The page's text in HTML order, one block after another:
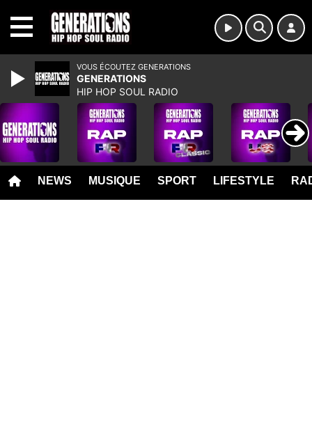
NEWS MUSIQUE SPORT LIFESTYLE
VOUS ÉCOUTEZ GENERATIONS
GENERATIONS
HIP HOP SOUL RADIO